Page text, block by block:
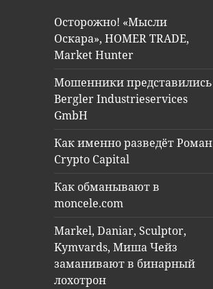
Осторожно! «Мысли
Оскара», HOMER TRADE,
Market Hunter
Мошенники представились
Bergler Industrieservices
GmbH
Как именно разведёт Роман
Crypto Capital
Как обманывают в
moncele.com
Markel, Daniar, Sculptor,
Kymvards, Миша Чейз
заманивают в бинарный
лохотрон